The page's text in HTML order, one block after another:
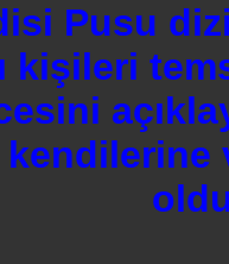
Pusu
kişileri